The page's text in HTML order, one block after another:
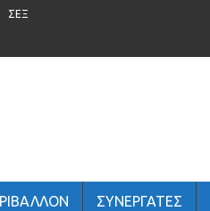
ΣΈΞ
ΣΥΝΕΡΓΑΤΕΣ